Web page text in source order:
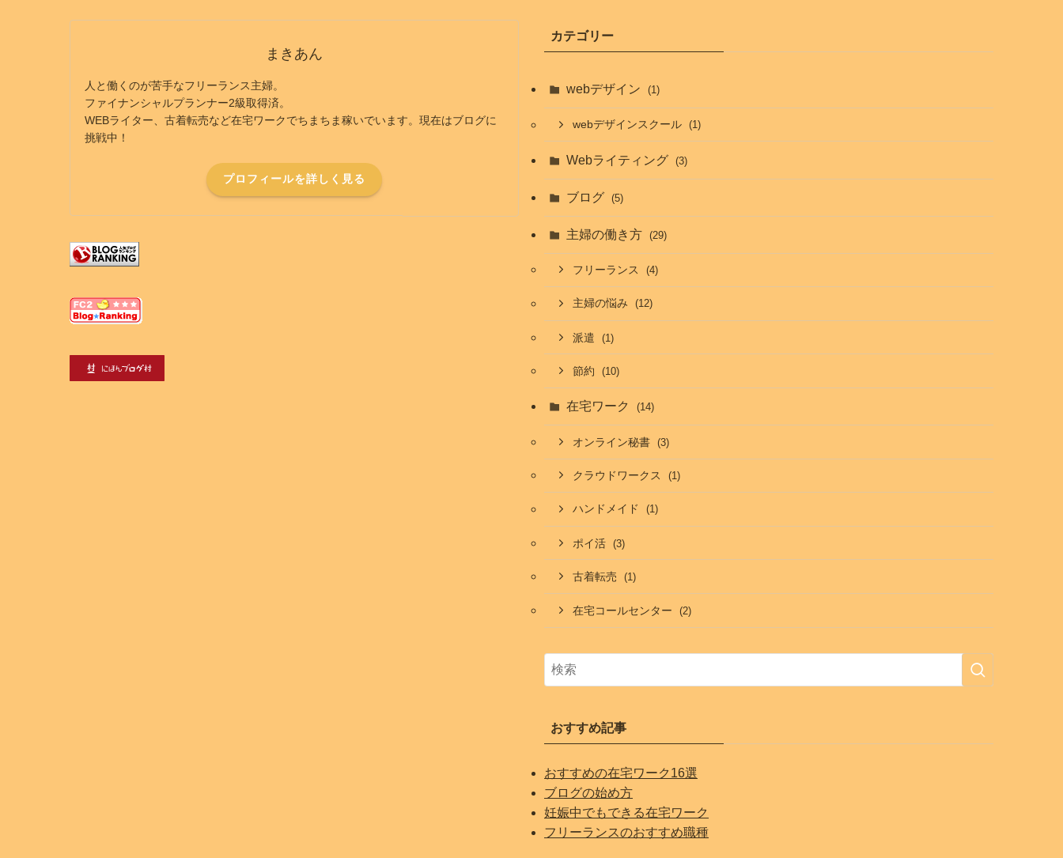
まきあん
人と働くのが苦手なフリーランス主婦。
ファイナンシャルプランナー2級取得済。
WEBライター、古着転売など在宅ワークでちまちま稼いでいます。現在はブログに
挑戦中！
プロフィールを詳しく見る
カテゴリー
webデザイン (1)
webデザインスクール (1)
Webライティング (3)
ブログ (5)
主婦の働き方 (29)
フリーランス (4)
主婦の悩み (12)
派遣 (1)
節約 (10)
在宅ワーク (14)
オンライン秘書 (3)
クラウドワークス (1)
ハンドメイド (1)
ポイ活 (3)
古着転売 (1)
在宅コールセンター (2)
おすすめ記事
おすすめの在宅ワーク16選
ブログの始め方
妊娠中でもできる在宅ワーク
フリーランスのおすすめ職種